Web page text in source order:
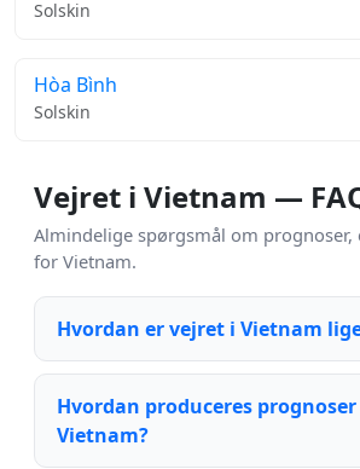
Solskin
Hòa Bình
Solskin
Vejret i Vietnam —
Almindelige spørgsmål om
for Vietnam.
Hvordan er vejret i Vietnam
Hvordan produceres
Vietnam?